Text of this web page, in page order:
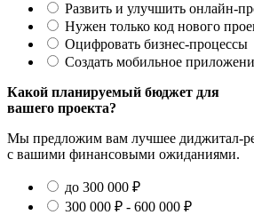
Развить и улучшить онлайн-
Нужен только код нового
Оцифровать бизнес-процессы
Создать мобильное
Какой планируемый бюджет для
вашего проекта?
Мы предложим вам лучшее диджитал-
с вашими финансовыми ожиданиями.
до 300 000 ₽
300 000 ₽ - 600 000 ₽